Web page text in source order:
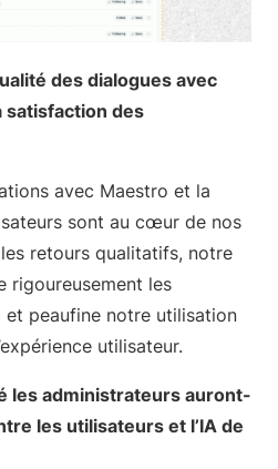
des dialogues avec
satisfaction des
avec Maestro et la
sont au cœur de nos
retours qualitatifs, notre
rigoureusement les
et peaufine notre utilisation
utilisateur.
les administrateurs auront-
les utilisateurs et l’IA de